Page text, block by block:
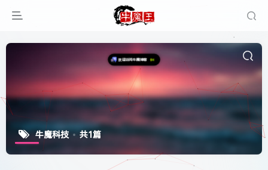
牛魔科技 共1篇